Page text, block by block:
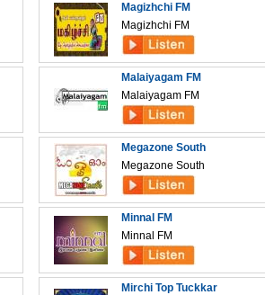
Magizhchi FM
Magizhchi FM
Malaiyagam FM
Malaiyagam FM
Megazone South
Megazone South
Minnal FM
Minnal FM
Mirchi Top Tuckkar